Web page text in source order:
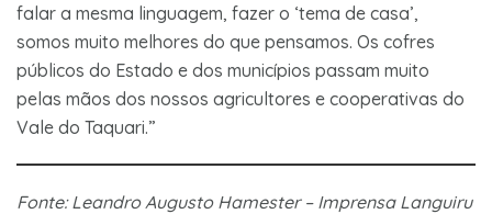
falar a mesma linguagem, fazer o ‘tema de casa’,
somos muito melhores do que pensamos. Os cofres
públicos do Estado e dos municípios passam muito
pelas mãos dos nossos agricultores e cooperativas do
Vale do Taquari.”
Fonte: Leandro Augusto Hamester – Imprensa Languiru